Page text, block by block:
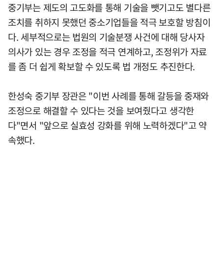
중기부는 제도의 고도화를 통해 기술을 뺏기고도 별다른
조치를 취하지 못했던 중소기업들을 적극 보호할 방침이
다. 세부적으로는 법원의 기술분쟁 사건에 대해 당사자
의사가 있는 경우 조정을 적극 연계하고, 조정위가 자료
를 좀 더 쉽게 확보할 수 있도록 법 개정도 추진한다.
한성숙 중기부 장관은 "이번 사례를 통해 갈등을 중재와
조정으로 해결할 수 있다는 것을 보여줬다고 생각한
다"면서 "앞으로 실효성 강화를 위해 노력하겠다"고 약
속했다.